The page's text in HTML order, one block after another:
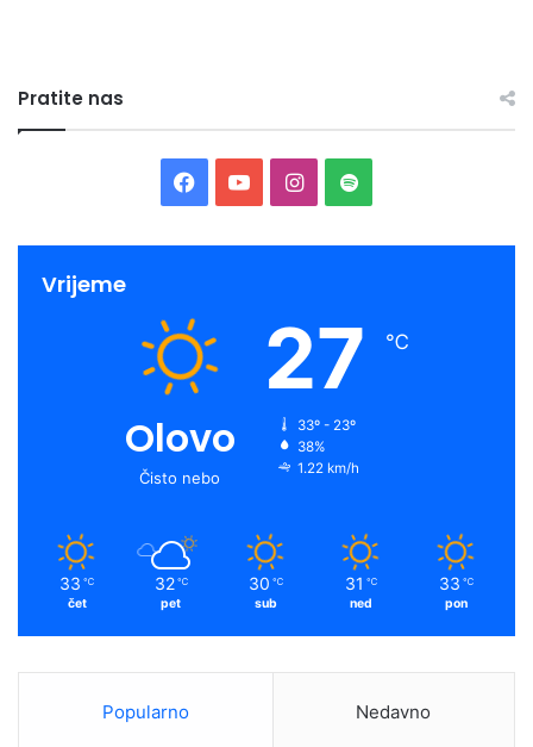
Pratite nas
Facebook
YouTubeInstagram
Spotify
Vrijeme
Olovo
Čisto nebo
27 ℃
33º - 23º
38%
1.22 km/h
33 ℃
čet
32 ℃
pet
30 ℃
sub
31 ℃
ned
33 ℃
pon
Popularno Nedavno